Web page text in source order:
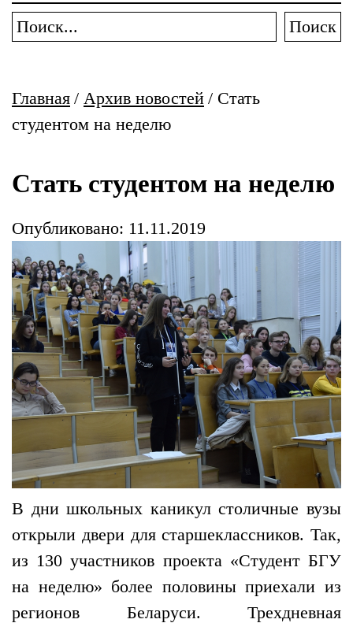
Поиск
Главная / Архив новостей / Стать
студентом на неделю
Стать студентом на неделю
Опубликовано: 11.11.2019
В дни школьных каникул столичные вузы
открыли двери для старшеклассников. Так,
из 130 участников проекта «Студент БГУ
на неделю» более половины приехали из
регионов Беларуси. Трехдневная